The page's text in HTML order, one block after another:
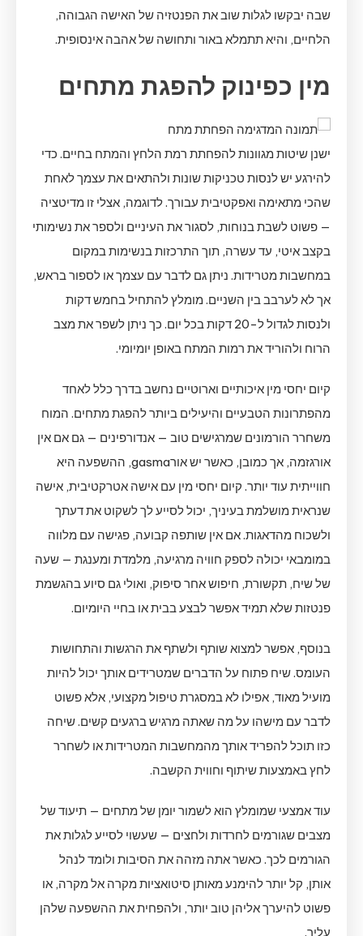
שבה יבקשו לגלות שוב את הפנטזיה של האישה הגבוהה,
הלחיים, והיא תתמלא באור ותחושה של אהבה אינסופית.
מין כפינוק להפגת מתחים
ישנן שיטות מגוונות להפחתת רמת הלחץ והמתח בחיים. כדי
להירגע יש לנסות טכניקות שונות ולהתאים את עצמך לאחת
שהכי מתאימה ואפקטיבית עבורך. לדוגמה, אצלי זו מדיטציה
— פשוט לשבת בנוחות, לסגור את העיניים ולספר את נשימותי
בקצב איטי, עד עשרה, תוך התרכזות בנשימות במקום
במחשבות מטרידות. ניתן גם לדבר עם עצמך או לספור בראש,
אך לא לערבב בין השניים. מומלץ להתחיל בחמש דקות
ולנסות לגדול ל-20 דקות בכל יום. כך ניתן לשפר את מצב
הרוח ולהוריד את רמות המתח באופן יומיומי.
קיום יחסי מין איכותיים וארוטיים נחשב בדרך כלל לאחד
מהפתרונות הטבעיים והיעילים ביותר להפגת מתחים. המוח
משחרר הורמונים שמרגישים טוב — אנדורפינים — גם אם אין
אורגזמה, אך כמובן, כאשר יש אורgasma, ההשפעה היא
חווייתית עוד יותר. קיום יחסי מין עם אישה אטרקטיבית, אישה
שנראית מושלמת בעיניך, יכול לסייע לך לשקוט את דעתך
ולשכוח מהדאגות. אם אין שותפה קבועה, פגישה עם מלווה
במומבאי יכולה לספק חוויה מרגיעה, מלמדת ומענגת — שעה
של שיח, תקשורת, חיפוש אחר סיפוק, ואולי גם סיוע בהגשמת
פנטזות שלא תמיד אפשר לבצע בבית או בחיי היומיום.
בנוסף, אפשר למצוא שותף ולשתף את הרגשות והתחושות
העומס. שיח פתוח על הדברים שמטרידים אותך יכול להיות
מועיל מאוד, אפילו לא במסגרת טיפול מקצועי, אלא פשוט
לדבר עם מישהו על מה שאתה מרגיש ברגעים קשים. שיחה
כזו תוכל להפריד אותך מהמחשבות המטרידות או לשחרר
לחץ באמצעות שיתוף וחווית הקשבה.
עוד אמצעי שמומלץ הוא לשמור יומן של מתחים — תיעוד של
מצבים שגורמים לחרדות ולחצים — שעשוי לסייע לגלות את
הגורמים לכך. כאשר אתה מזהה את הסיבות ולומד לנהל
אותן, קל יותר להימנע מאותן סיטואציות מקרה אל מקרה, או
פשוט להיערך אליהן טוב יותר, ולהפחית את ההשפעה שלהן
עליך.